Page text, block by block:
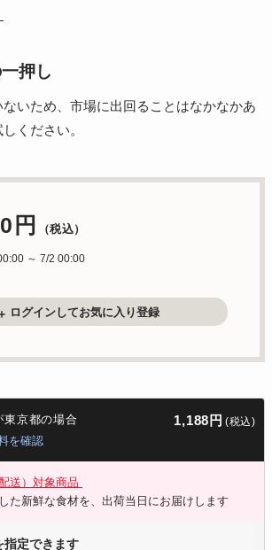
押し
いため、市場に出回ることはなかなかあ
ください。
円 （税込）
～ 7/2 00:00
ログインしてお気に入り登録
東京都の場合 1,188円 (税込)
を確認
送）対象商品
た新鮮な食材を、出荷当日にお届けします
指定できます